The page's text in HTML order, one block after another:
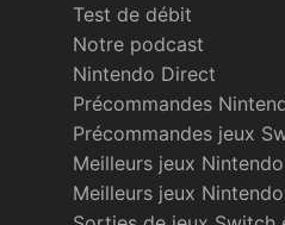
Test de débit
Notre podcast
Nintendo Direct
Précommandes
Précommandes jeux
Meilleurs jeux
Meilleurs jeux